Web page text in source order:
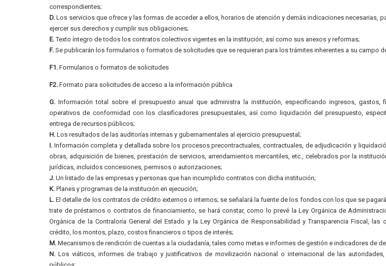
correspondientes;
D. Los servicios que ofrece y las formas de acceder a ellos, horarios de atención y demás indicaciones necesarias,
ejercer sus derechos y cumplir sus obligaciones;
E.Texto íntegro de todos los contratos colectivos vigentes en la institución, así como sus anexos y reformas;
F. Se publicarán los formularios o formatos de solicitudes que se requieran para los trámites inherentes a su campo
F1. Formularios o formatos de solicitudes
F2. Formato para solicitudes de acceso a la información pública
G. Información total sobre el presupuesto anual que administra la institución, especificando ingresos, gastos,
operativos de conformidad con los clasificadores presupuestales, así como liquidación del presupuesto,
entrega de recursos públicos;
H. Los resultados de las auditorías internas y gubernamentales al ejercicio presupuestal;
I. Información completa y detallada sobre los procesos precontractuales, contractuales, de adjudicación y
obras, adquisición de bienes, prestación de servicios, arrendamientos mercantiles, etc., celebrados por la
jurídicas, incluidos concesiones, permisos o autorizaciones;
J. Un listado de las empresas y personas que han incumplido contratos con dicha institución;
K. Planes y programas de la institución en ejecución;
L. El detalle de los contratos de crédito externos o internos; se señalará la fuente de los fondos con los que se
trate de préstamos o contratos de financiamiento, se hará constar, como lo prevé la Ley Orgánica de
Orgánica de la Contraloría General del Estado y la Ley Orgánica de Responsabilidad y Transparencia Fiscal, las
crédito, los montos, plazo, costos financieros o tipos de interés;
M. Mecanismos de rendición de cuentas a la ciudadanía, tales como metas e informes de gestión e indicadores de
N. Los viáticos, informes de trabajo y justificativos de movilización nacional o internacional de las